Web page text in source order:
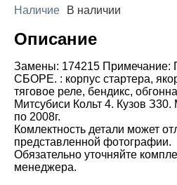
Наличие
В наличии
Описание
Замены: 174215
СБОРЕ. : корпус стартера,
тяговое реле, бендикс,
Митсубиси Кольт 4. Кузов
по 2008г.
Комлектность детали может
представленной фотографии.
Обязательно уточняйте
менеджера.